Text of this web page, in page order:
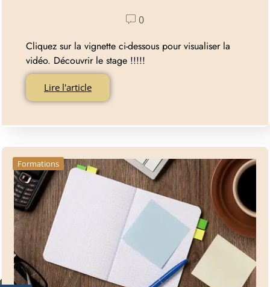
0
Cliquez sur la vignette ci-dessous pour visualiser la
vidéo. Découvrir le stage !!!!!
Lire l'article
Formations